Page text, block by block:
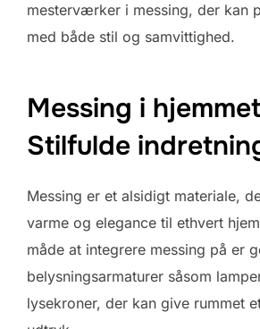
mesterværker i messing, der kan
med både stil og samvittighed.
Messing i
Stilfulde
Messing er et alsidigt materiale,
varme og elegance til ethvert
måde at integrere messing på er
belysningsarmaturer såsom
lysekroner, der kan give rummet